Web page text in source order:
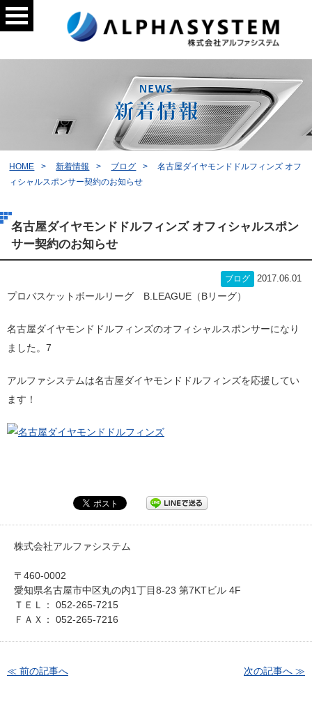
HOME 新着情報 ブログ
名古屋ダイヤモンドドルフィンズ オフ
ィシャルスポンサー契約のお知らせ
名古屋ダイヤモンドドルフィンズ オフィシャルスポン
サー契約のお知らせ
ブログ 2017.06.01
プロバスケットボールリーグ B.LEAGUE（Bリーグ）
名古屋ダイヤモンドドルフィンズのオフィシャルスポンサーになり
ました。7
アルファシステムは名古屋ダイヤモンドドルフィンズを応援してい
ます！
株式会社アルファシステム
〒460-0002
愛知県名古屋市中区丸の内1丁目8-23 第7KTビル 4F
ＴＥＬ： 052-265-7215
ＦＡＸ： 052-265-7216
≪ 前の記事へ 次の記事へ ≫